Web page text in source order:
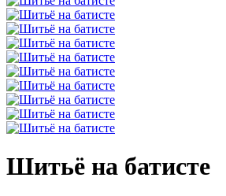
Шитьё на батисте